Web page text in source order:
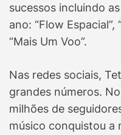
sucessos incluindo
ano: “Flow Espacial”,
“Mais Um Voo”.
Nas redes sociais,
grandes números.
milhões de
músico conquistou a